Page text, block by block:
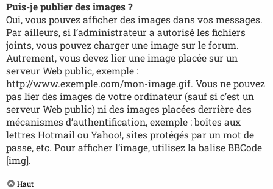
Puis-je publier des images ?
Oui, vous pouvez afficher des images dans vos messages.
Par ailleurs, si l’administrateur a autorisé les fichiers
joints, vous pouvez charger une image sur le forum.
Autrement, vous devez lier une image placée sur un
serveur Web public, exemple :
http://www.exemple.com/mon-image.gif. Vous ne pouvez
pas lier des images de votre ordinateur (sauf si c’est un
serveur Web public) ni des images placées derrière des
mécanismes d’authentification, exemple : boîtes aux
lettres Hotmail ou Yahoo!, sites protégés par un mot de
passe, etc. Pour afficher l’image, utilisez la balise BBCode
[img].
Haut